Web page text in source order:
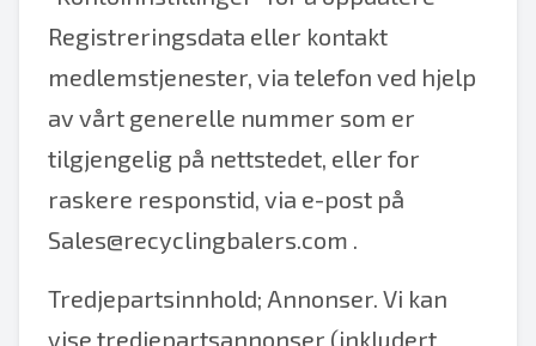
Registreringsdata eller kontakt
medlemstjenester, via telefon ved hjelp
av vårt generelle nummer som er
tilgjengelig på nettstedet, eller for
raskere responstid, via e-post på
Sales@recyclingbalers.com .
Tredjepartsinnhold; Annonser. Vi kan
vise tredjepartsannonser (inkludert